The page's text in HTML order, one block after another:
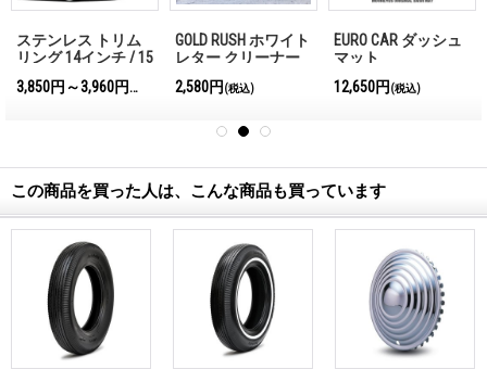
ステンレス トリム
リング 14インチ / 15
3,850円～3,960円
(税込)
GOLD RUSH ホワイト
レター クリーナー
2,580円 (税込)
EURO CAR ダッシュ
マット
12,650円 (税込)
この商品を買った人は、こんな商品も買っています